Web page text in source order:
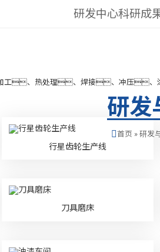
研发
首页 » 研发
研发中心科研成
工、热处理、焊接、冲压、
行星齿轮生产线
刀具磨床